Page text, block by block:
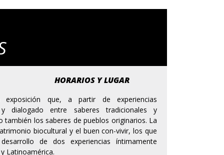
HORARIOS Y LUGAR
exposición que, a partir de experiencias
dialogado entre saberes tradicionales y
los saberes de pueblos originarios. La
biocultural y el buen con-vivir, los que
de dos experiencias íntimamente
Latinoamérica.